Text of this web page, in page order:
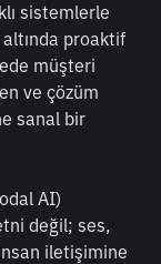
sistemlerle
proaktif
müşteri
ve çözüm
sanal bir
AI)
değil; ses,
iletişimine